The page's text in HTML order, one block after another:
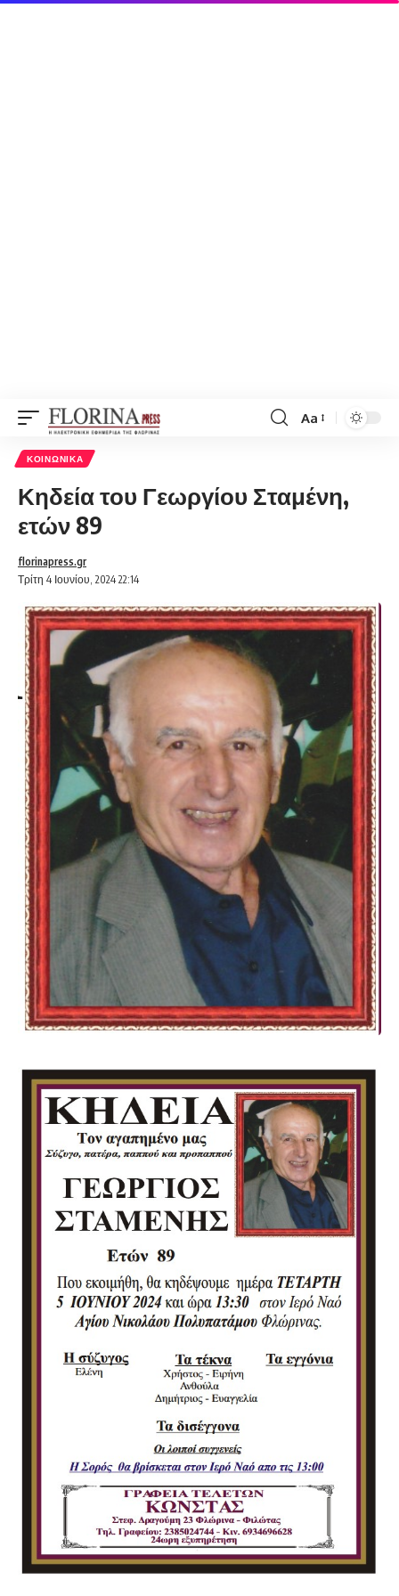
Font
Aa
ΚΟΙΝΩΝΙΚΆ
Κηδεία του Γεωργίου Σταμένη,
ετών 89
Τρίτη 4 Ιουνίου, 2024 22:14
florinapress.gr